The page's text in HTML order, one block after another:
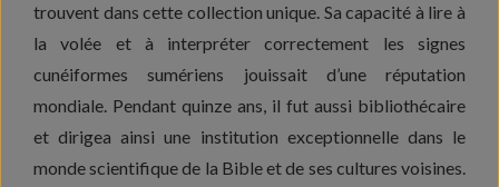
trouvent dans cette collection unique. Sa capacité à lire à
la volée et à interpréter correctement les signes
cunéiformes sumériens jouissait d’une réputation
mondiale. Pendant quinze ans, il fut aussi bibliothécaire
et dirigea ainsi une institution exceptionnelle dans le
monde scientifique de la Bible et de ses cultures voisines.